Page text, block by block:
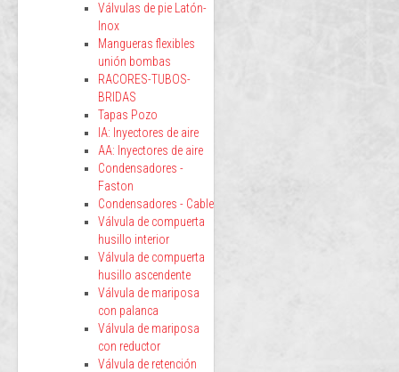
Válvulas de pie Latón-
Inox
Mangueras flexibles
unión bombas
RACORES-TUBOS-
BRIDAS
Tapas Pozo
IA: Inyectores de aire
AA: Inyectores de aire
Condensadores -
Faston
Condensadores - Cable
Válvula de compuerta
husillo interior
Válvula de compuerta
husillo ascendente
Válvula de mariposa
con palanca
Válvula de mariposa
con reductor
Válvula de retención